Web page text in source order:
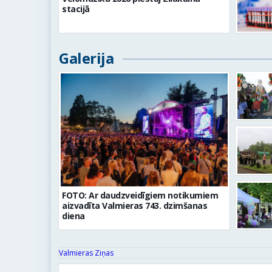
stacijā
Galerija
FOTO: Ar daudzveidīgiem notikumiem
aizvadīta Valmieras 743. dzimšanas
diena
Valmieras Ziņas